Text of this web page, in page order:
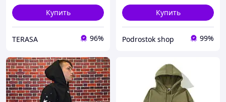
Купить
TERASA 96%
Купить
Podrostok shop 99%